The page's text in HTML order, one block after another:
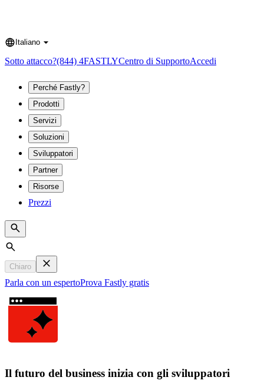
Language
Italiano
Sotto attacco?(844) 4FASTLYCentro di SupportoAccedi
Perché Fastly?
Prodotti
Servizi
Soluzioni
Sviluppatori
Partner
Risorse
Prezzi
Search
Chiaro
Parla con un espertoProva Fastly gratis
Il futuro del business inizia con gli sviluppatori